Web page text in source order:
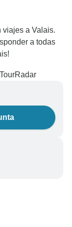
viajes a Valais.
a todas